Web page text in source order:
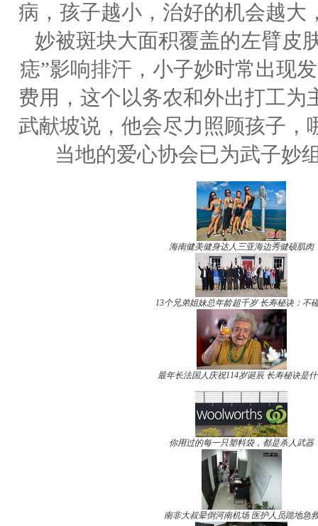
病，孩子越小，治好的机会越大
妙被斑块大面积覆盖的左臂皮
痣”影响排汗，小子妙时常出现
费用，这个以务农和外出打工
武献坡说，他会尽力照顾孩子，
当地的爱心协会已为武子妙
海南健美健身达人三亚海边秀健硕肌肉
13个兄弟姐妹总年龄超千岁 长寿秘诀：不
最年长法国人庆祝114岁诞辰 长寿秘诀是
你用过的每一只塑料袋，都是杀人武器
南非大叔晕倒河南机场 医护人员跪地急